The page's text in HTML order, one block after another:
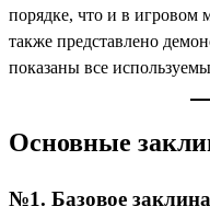
порядке, что и в
также представлено
показаны все
Основные
№1. Базовое